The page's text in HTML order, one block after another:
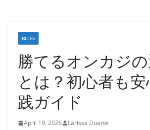
BLOG
勝てるオンカジ
とは？初心者も
践ガイド
April 19, 2026 Larissa Duarte